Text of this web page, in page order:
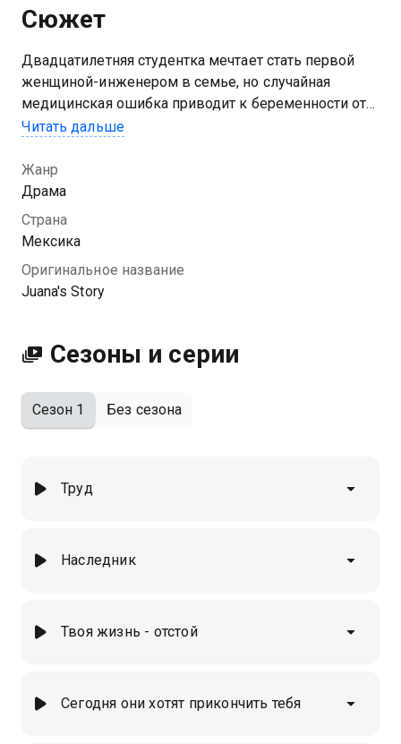
Сюжет
Двадцатилетняя студентка мечтает стать первой
женщиной-инженером в семье, но случайная
медицинская ошибка приводит к беременности от
незнакомого мужчины. Теперь ей предстоит
Читать дальше
Жанр
Драма
Страна
Мексика
Оригинальное название
Juana's Story
Сезоны и серии
Сезон 1 Без сезона
Труд
Наследник
Твоя жизнь - отстой
Сегодня они хотят прикончить тебя